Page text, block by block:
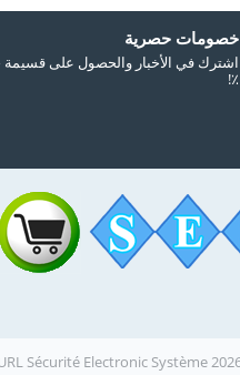
خصومات حصرية
٪!